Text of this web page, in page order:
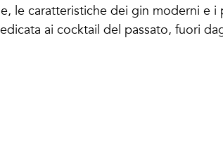
le caratteristiche dei gin moderni e
ai cocktail del passato, fuori